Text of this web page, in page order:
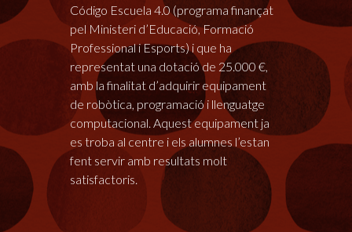
Código Escuela 4.0 (programa finançat
pel Ministeri d’Educació, Formació
Professional i Esports) i que ha
representat una dotació de 25.000 €,
amb la finalitat d’adquirir equipament
de robòtica, programació i llenguatge
computacional. Aquest equipament ja
es troba al centre i els alumnes l’estan
fent servir amb resultats molt
satisfactoris.